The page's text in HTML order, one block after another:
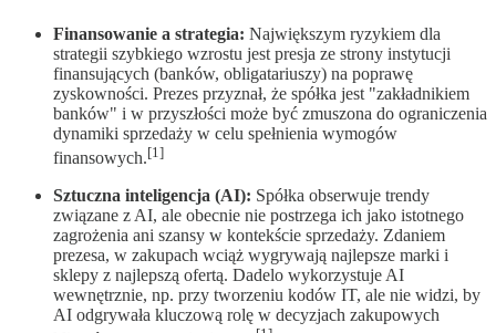
Finansowanie a strategia: Największym ryzykiem dla
strategii szybkiego wzrostu jest presja ze strony instytucji
finansujących (banków, obligatariuszy) na poprawę
zyskowności. Prezes przyznał, że spółka jest "zakładnikiem
banków" i w przyszłości może być zmuszona do ograniczenia
dynamiki sprzedaży w celu spełnienia wymogów
finansowych.[1]
Sztuczna inteligencja (AI): Spółka obserwuje trendy
związane z AI, ale obecnie nie postrzega ich jako istotnego
zagrożenia ani szansy w kontekście sprzedaży. Zdaniem
prezesa, w zakupach wciąż wygrywają najlepsze marki i
sklepy z najlepszą ofertą. Dadelo wykorzystuje AI
wewnętrznie, np. przy tworzeniu kodów IT, ale nie widzi, by
AI odgrywała kluczową rolę w decyzjach zakupowych